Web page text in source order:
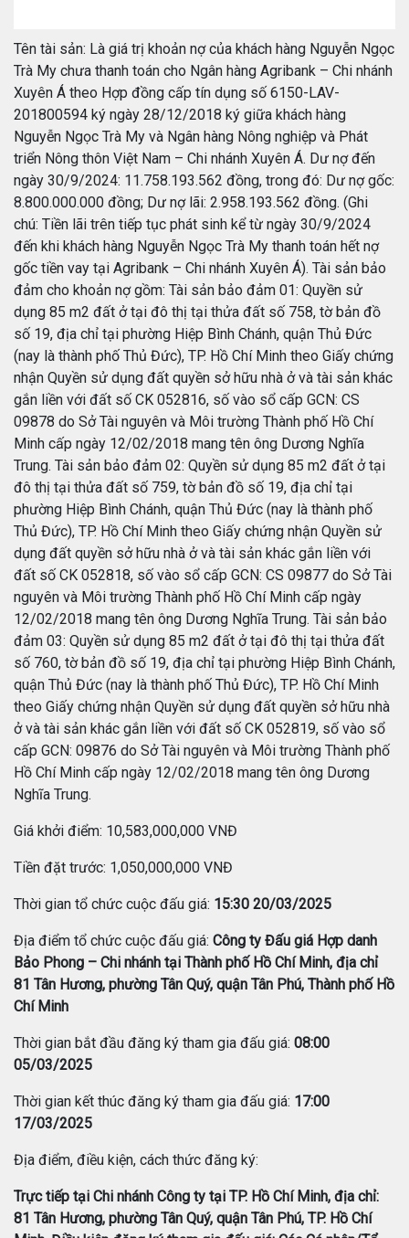
Tên tài sản: Là giá trị khoản nợ của khách hàng Nguyễn Ngọc
Trà My chưa thanh toán cho Ngân hàng Agribank – Chi nhánh
Xuyên Á theo Hợp đồng cấp tín dụng số 6150-LAV-
201800594 ký ngày 28/12/2018 ký giữa khách hàng
Nguyễn Ngọc Trà My và Ngân hàng Nông nghiệp và Phát
triển Nông thôn Việt Nam – Chi nhánh Xuyên Á. Dư nợ đến
ngày 30/9/2024: 11.758.193.562 đồng, trong đó: Dư nợ gốc:
8.800.000.000 đồng; Dư nợ lãi: 2.958.193.562 đồng. (Ghi
chú: Tiền lãi trên tiếp tục phát sinh kể từ ngày 30/9/2024
đến khi khách hàng Nguyễn Ngọc Trà My thanh toán hết nợ
gốc tiền vay tại Agribank – Chi nhánh Xuyên Á). Tài sản bảo
đảm cho khoản nợ gồm: Tài sản bảo đảm 01: Quyền sử
dụng 85 m2 đất ở tại đô thị tại thửa đất số 758, tờ bản đồ
số 19, địa chỉ tại phường Hiệp Bình Chánh, quận Thủ Đức
(nay là thành phố Thủ Đức), TP. Hồ Chí Minh theo Giấy chứng
nhận Quyền sử dụng đất quyền sở hữu nhà ở và tài sản khác
gắn liền với đất số CK 052816, số vào sổ cấp GCN: CS
09878 do Sở Tài nguyên và Môi trường Thành phố Hồ Chí
Minh cấp ngày 12/02/2018 mang tên ông Dương Nghĩa
Trung. Tài sản bảo đảm 02: Quyền sử dụng 85 m2 đất ở tại
đô thị tại thửa đất số 759, tờ bản đồ số 19, địa chỉ tại
phường Hiệp Bình Chánh, quận Thủ Đức (nay là thành phố
Thủ Đức), TP. Hồ Chí Minh theo Giấy chứng nhận Quyền sử
dụng đất quyền sở hữu nhà ở và tài sản khác gắn liền với
đất số CK 052818, số vào sổ cấp GCN: CS 09877 do Sở Tài
nguyên và Môi trường Thành phố Hồ Chí Minh cấp ngày
12/02/2018 mang tên ông Dương Nghĩa Trung. Tài sản bảo
đảm 03: Quyền sử dụng 85 m2 đất ở tại đô thị tại thửa đất
số 760, tờ bản đồ số 19, địa chỉ tại phường Hiệp Bình Chánh,
quận Thủ Đức (nay là thành phố Thủ Đức), TP. Hồ Chí Minh
theo Giấy chứng nhận Quyền sử dụng đất quyền sở hữu nhà
ở và tài sản khác gắn liền với đất số CK 052819, số vào sổ
cấp GCN: 09876 do Sở Tài nguyên và Môi trường Thành phố
Hồ Chí Minh cấp ngày 12/02/2018 mang tên ông Dương
Nghĩa Trung.
Giá khởi điểm: 10,583,000,000 VNĐ
Tiền đặt trước: 1,050,000,000 VNĐ
Thời gian tổ chức cuộc đấu giá: 15:30 20/03/2025
Địa điểm tổ chức cuộc đấu giá: Công ty Đấu giá Hợp danh
Bảo Phong – Chi nhánh tại Thành phố Hồ Chí Minh, địa chỉ
81 Tân Hương, phường Tân Quý, quận Tân Phú, Thành phố Hồ
Chí Minh
Thời gian bắt đầu đăng ký tham gia đấu giá: 08:00
05/03/2025
Thời gian kết thúc đăng ký tham gia đấu giá: 17:00
17/03/2025
Địa điểm, điều kiện, cách thức đăng ký:
Trực tiếp tại Chi nhánh Công ty tại TP. Hồ Chí Minh, địa chỉ:
81 Tân Hương, phường Tân Quý, quận Tân Phú, TP. Hồ Chí